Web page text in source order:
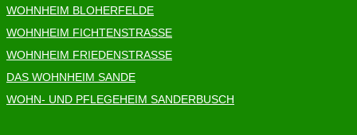
WOHNHEIM BLOHERFELDE
WOHNHEIM FICHTENSTRASSE
WOHNHEIM FRIEDENSTRASSE
DAS WOHNHEIM SANDE
WOHN- UND PFLEGEHEIM SANDERBUSCH